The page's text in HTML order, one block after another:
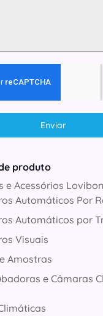
Enviar
produto
e Acessórios
Automáticos Por
Automáticos por
Visuais
Amostras
e Câmaras